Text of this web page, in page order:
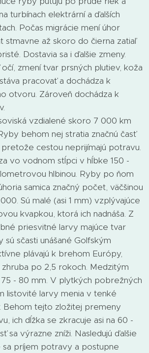
turbínach elektrární a ďalších
Počas migrácie mení úhor
stmavne až skoro do čierna zatiaľ
Dostavia sa i ďalšie zmeny.
zmení tvar prsných plutiev, koža
pracovať a dochádza k
otvoru. Zároveň dochádza k
vzdialené skoro 7 000 km
behom nej stratia značnú časť
cestou neprijímajú potravu.
vo vodnom stĺpci v hĺbke 150 -
hlbinou. Ryby po ňom
samica značný počet, väčšinou
Sú malé (asi 1 mm) vzplývajúce
kvapkou, ktorá ich nadnáša. Z
priesvitné larvy majúce tvar
sú sčasti unášané Golfským
plávajú k brehom Európy,
po 2,5 rokoch. Medzitým
- 80 mm. V plytkých pobrežných
listovité larvy menia v tenké
Behom tejto zložitej premeny
ich dĺžka se zkracuje asi na 60 -
sa výrazne zníži. Nasledujú ďalšie
sa príjem potravy a postupne